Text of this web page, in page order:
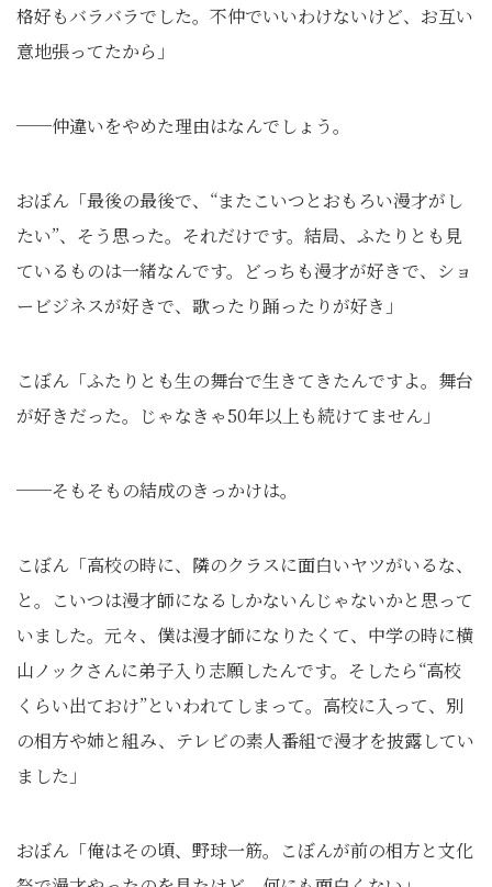
格好もバラバラでした。不仲でいいわけないけど、お互い
意地張ってたから」
──仲違いをやめた理由はなんでしょう。
おぼん「最後の最後で、“またこいつとおもろい漫才がし
たい”、そう思った。それだけです。結局、ふたりとも見
ているものは一緒なんです。どっちも漫才が好きで、ショ
ービジネスが好きで、歌ったり踊ったりが好き」
こぼん「ふたりとも生の舞台で生きてきたんですよ。舞台
が好きだった。じゃなきゃ50年以上も続けてません」
──そもそもの結成のきっかけは。
こぼん「高校の時に、隣のクラスに面白いヤツがいるな、
と。こいつは漫才師になるしかないんじゃないかと思って
いました。元々、僕は漫才師になりたくて、中学の時に横
山ノックさんに弟子入り志願したんです。そしたら“高校
くらい出ておけ”といわれてしまって。高校に入って、別
の相方や姉と組み、テレビの素人番組で漫才を披露してい
ました」
おぼん「俺はその頃、野球一筋。こぼんが前の相方と文化